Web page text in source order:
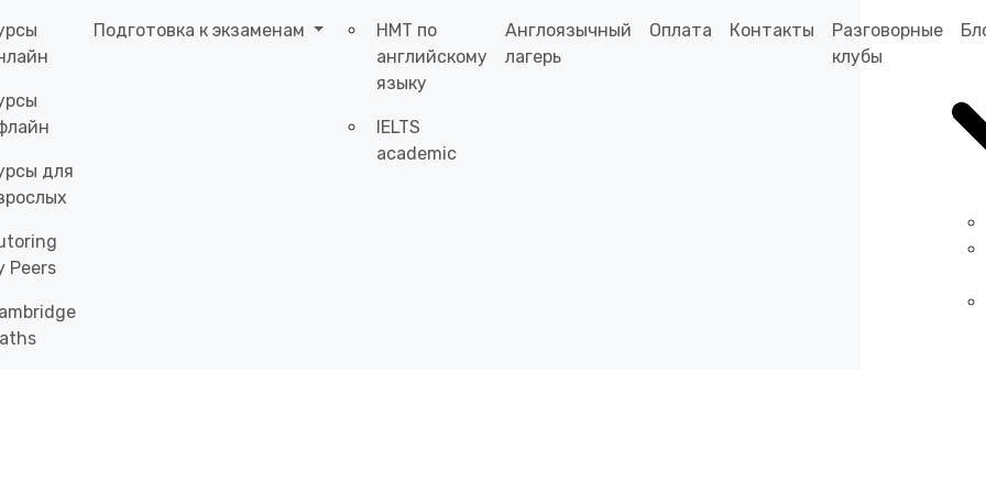
для
Peers
Подготовка к экзаменам
НМТ по
английскому
языку
IELTS
academic
Англоязычный
лагерь
Оплата Контакты
Разговорные
клубы